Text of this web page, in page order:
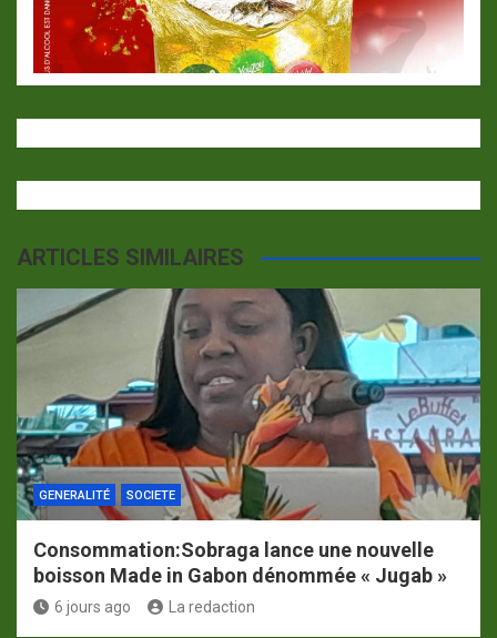
ARTICLES SIMILAIRES
GENERALITÉ SOCIETE
Consommation:Sobraga lance une nouvelle
boisson Made in Gabon dénommée « Jugab »
6 jours ago La redaction